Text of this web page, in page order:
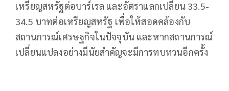
เหรียญสหรัฐต่อบาร์เรล และอัตราแลกเปลี่ยน 33.5-
34.5 บาทต่อเหรียญสหรัฐ เพื่อให้สอดคล้องกับ
สถานการณ์เศรษฐกิจในปัจจุบัน และหากสถานการณ์
เปลี่ยนแปลงอย่างมีนัยสำคัญจะมีการทบทวนอีกครั้ง